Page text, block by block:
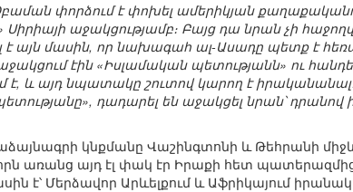
փորձում է փոխել ամերիկյան
Սիրիայի աջակցությամբ։ Բայց դա նրան չի
այն մասին, որ նախագահ ալ-Ասադը պետք է
էին «Իսլամական պետությանն» ու
այդ նպատակը շուտով կարող է իրականանալ։
դադարել են աջակցել նրան՝ դրանով
կնքմանը Վաշինգտոնի և Թեհրանի
առանց այդ էլ փակ էր Իրաքի հետ պատերազմից
է՝ Մերձավոր Արևելքում և Աֆրիկայում